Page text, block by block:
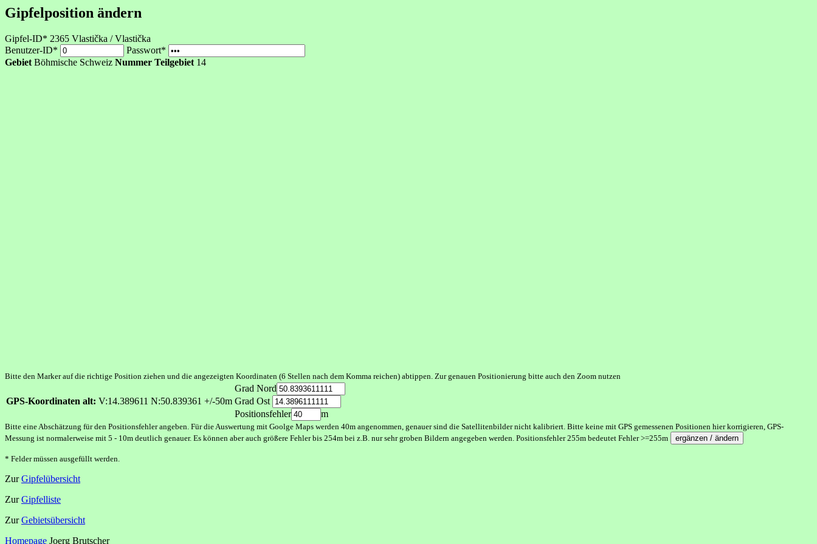
Gipfelposition ändern
Gipfel-ID* 2365 Vlastička / Vlastička
Benutzer-ID*
Passwort*
Gebiet Böhmische Schweiz Nummer Teilgebiet 14
Bitte den Marker auf die richtige Position ziehen und die angezeigten Koordinaten (6 Stellen nach dem Komma reichen) abtippen. Zur genauen Positionierung bitte auch den Zoom nutzen
GPS-Koordinaten alt: V:14.389611 N:50.839361 +/-50m
Grad Nord
Grad Ost
Positionsfehler
m
Bitte eine Abschätzung für den Positionsfehler angeben. Für die Auswertung mit Goolge Maps werden 40m angenommen, genauer sind die Satellitenbilder nicht kalibriert. Bitte keine mit GPS gemessenen Positionen hier korrigieren, GPS-
Messung ist normalerweise mit 5 - 10m deutlich genauer. Es können aber auch größere Fehler bis 254m bei z.B. nur sehr groben Bildern angegeben werden. Positionsfehler 255m bedeutet Fehler >=255m
* Felder müssen ausgefüllt werden.
ZurGipfelübersicht
ZurGipfelliste
ZurGebietsübersicht
Homepage Joerg Brutscher